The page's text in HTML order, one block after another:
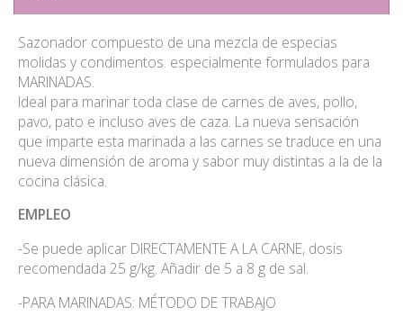
Sazonador compuesto de una mezcla de especias
molidas y condimentos. especialmente formulados para
MARINADAS.
Ideal para marinar toda clase de carnes de aves, pollo,
pavo, pato e incluso aves de caza. La nueva sensación
que imparte esta marinada a las carnes se traduce en una
nueva dimensión de aroma y sabor muy distintas a la de la
cocina clásica.
EMPLEO
-Se puede aplicar DIRECTAMENTE A LA CARNE, dosis
recomendada 25 g/kg. Añadir de 5 a 8 g de sal.
-PARA MARINADAS: MÉTODO DE TRABAJO